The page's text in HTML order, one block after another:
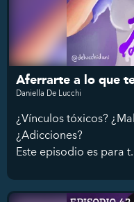
Aferrarte a lo que
Daniella De Lucchi
¿Vínculos tóxicos?
¿Adicciones?
Este episodio es para